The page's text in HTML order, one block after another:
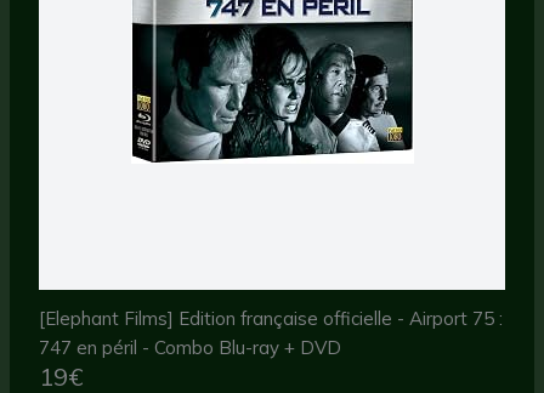
[Elephant Films] Edition française officielle - Airport 75 :
747 en péril - Combo Blu-ray + DVD
19€